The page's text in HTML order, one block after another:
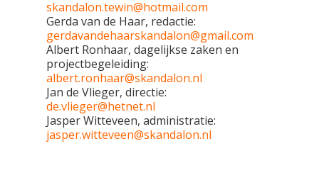
skandalon.tewin@hotmail.com
Gerda van de Haar, redactie:
gerdavandehaarskandalon@gmail.com
Albert Ronhaar, dagelijkse zaken en
projectbegeleiding:
albert.ronhaar@skandalon.nl
Jan de Vlieger, directie:
de.vlieger@hetnet.nl
Jasper Witteveen, administratie:
jasper.witteveen@skandalon.nl